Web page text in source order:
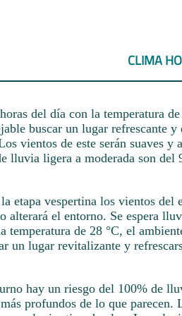
CLIMA
del día con la temperatura
buscar un lugar refrescante y
vientos de este serán suaves y
lluvia ligera a moderada son del
etapa vespertina los vientos del
alterará el entorno. Se espera
temperatura de 28 °C, el
un lugar revitalizante y
hay un riesgo del 100% de
profundos de lo que